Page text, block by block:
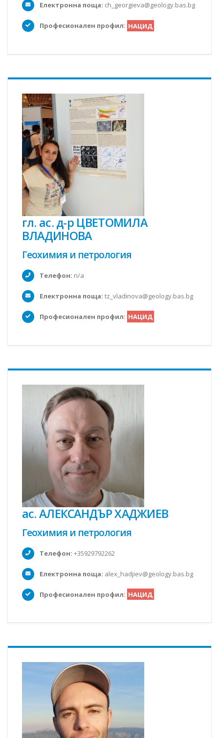
Електронна поща: ch_georgieva@geology.bas.bg
Професионален профил: НАЦИД
гл. ас. д-р ЦВЕТОМИЛА
ВЛАДИНОВА
Геохимия и петрология
Телефон: n/a
Електронна поща: tz_vladinova@geology.bas.bg
Професионален профил: НАЦИД
ас. АЛЕКСАНДЪР ХАДЖИЕВ
Геохимия и петрология
Телефон: +35929792262
Електронна поща: alex_hadjiev@geology.bas.bg
Професионален профил: НАЦИД